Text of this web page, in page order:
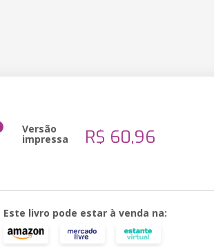
Versão
impressa R$ 60,96
Este livro pode estar à venda na: